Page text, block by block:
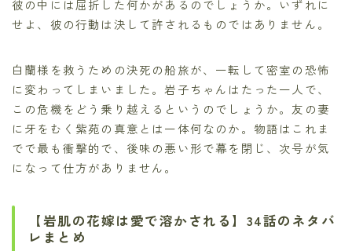
彼の中には屈折した何かがあるのでしょうか。いずれに
せよ、彼の行動は決して許されるものではありません。
白蘭様を救うための決死の船旅が、一転して密室の恐怖
に変わってしまいました。岩子ちゃんはたった一人で、
この危機をどう乗り越えるというのでしょうか。友の妻
に牙をむく紫苑の真意とは一体何なのか。物語はこれま
でで最も衝撃的で、後味の悪い形で幕を閉じ、次号が気
になって仕方がありません。
【岩肌の花嫁は愛で溶かされる】34話のネタバ
レまとめ